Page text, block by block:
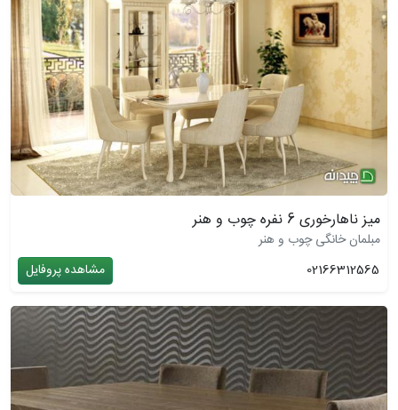
میز ناهارخوری 6 نفره چوب و هنر
مبلمان خانگی چوب و هنر
02166312565
مشاهده پروفایل